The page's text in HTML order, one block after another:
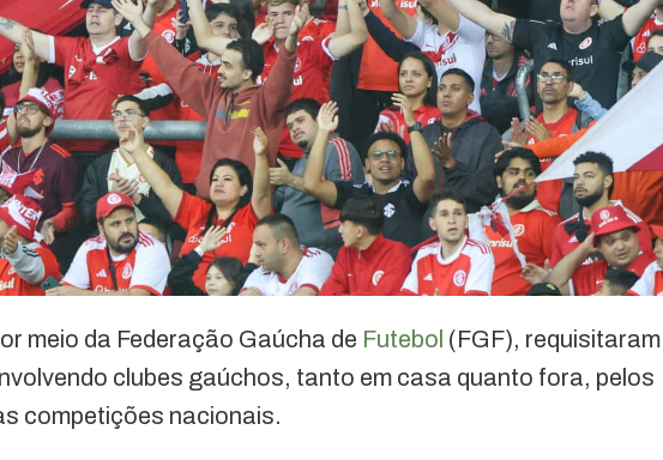
meio da Federação Gaúcha de Futebol (FGF), requisitaram
clubes gaúchos, tanto em casa quanto fora, pelos
competições nacionais.